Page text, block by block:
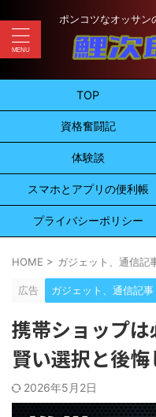
ポンコツなオッサン
TOP
資格奮闘記
体験談
スマホとアプリの便利帳
プライバシーポリシー
HOME > ガジェット、通信記
広告 ガジェット、通信記事
携帯ショップ
賢い選択と後
2026年5月2日